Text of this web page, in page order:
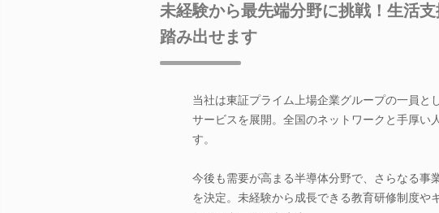
未経験から最先端分野に挑戦！生活
踏み出せます
当社は東証プライム上場企業グループの一員と
サービスを展開。全国のネットワークと手厚い
す。
今後も需要が高まる半導体分野で、さらなる事
を決定。未経験から成長できる教育研修制度